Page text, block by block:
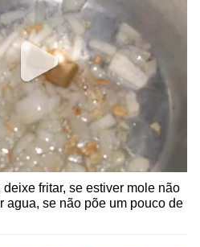
fritar, se estiver mole não
agua, se não põe um pouco de